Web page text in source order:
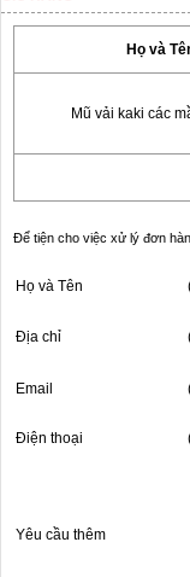
Họ và
Mũ vải kaki các
Để tiện cho việc xử lý đơn
Họ và Tên
Địa chỉ
Email
Điện thoại
Yêu cầu thêm